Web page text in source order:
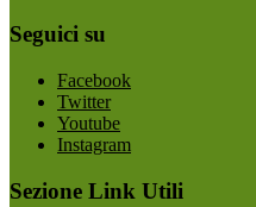
Seguici su
Facebook
Twitter
Youtube
Instagram
Sezione Link Utili